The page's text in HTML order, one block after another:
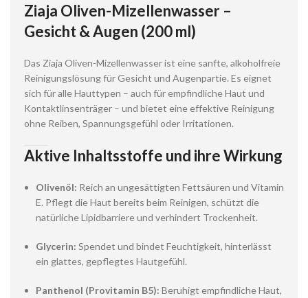
Ziaja Oliven-Mizellenwasser –
Gesicht & Augen (200 ml)
Das Ziaja Oliven-Mizellenwasser ist eine sanfte, alkoholfreie
Reinigungslösung für Gesicht und Augenpartie. Es eignet
sich für alle Hauttypen – auch für empfindliche Haut und
Kontaktlinsenträger – und bietet eine effektive Reinigung
ohne Reiben, Spannungsgefühl oder Irritationen.
Aktive Inhaltsstoffe und ihre Wirkung
Olivenöl: Reich an ungesättigten Fettsäuren und Vitamin
E. Pflegt die Haut bereits beim Reinigen, schützt die
natürliche Lipidbarriere und verhindert Trockenheit.
Glycerin: Spendet und bindet Feuchtigkeit, hinterlässt
ein glattes, gepflegtes Hautgefühl.
Panthenol (Provitamin B5): Beruhigt empfindliche Haut,